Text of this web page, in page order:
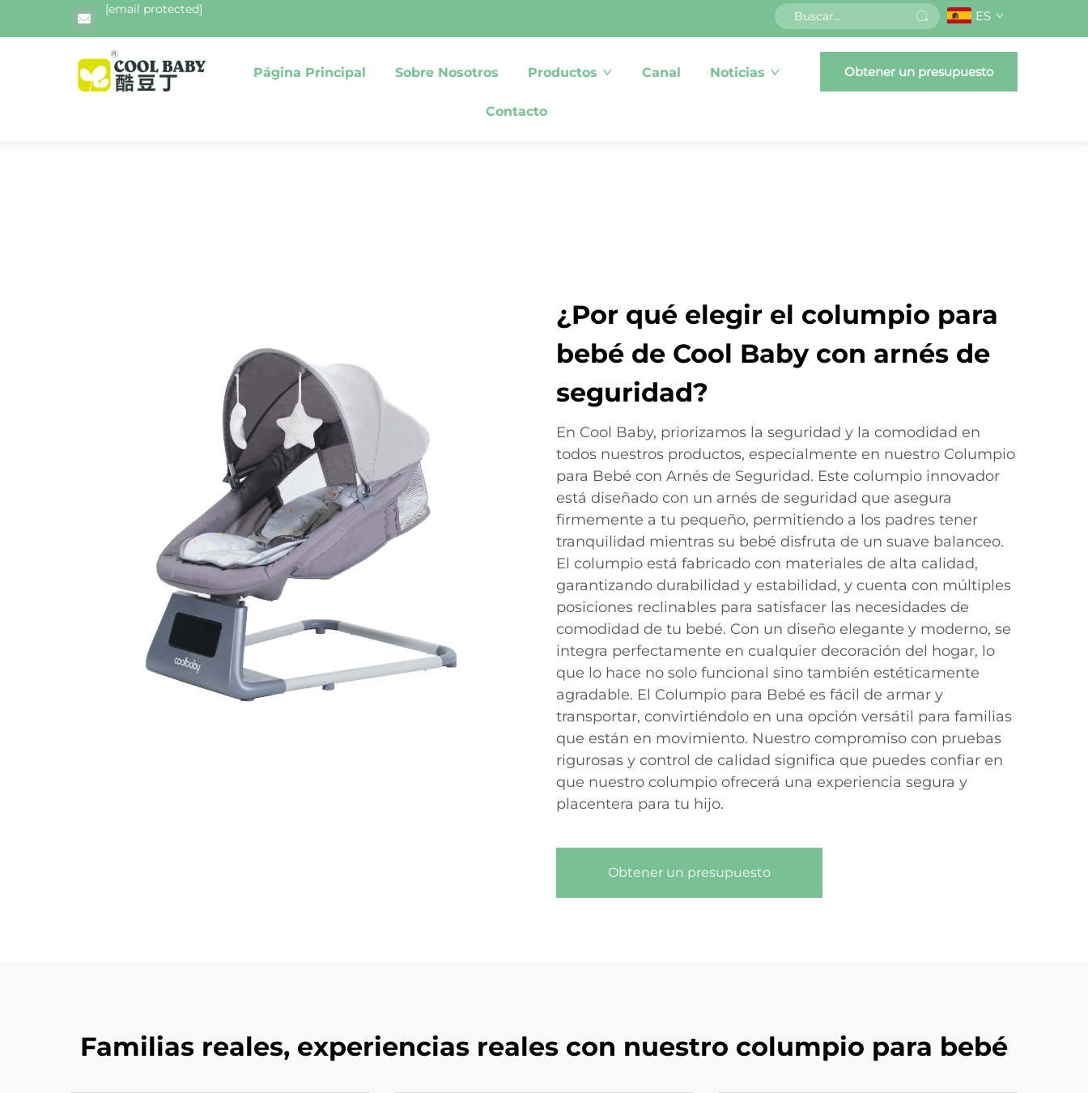
[email protected] ES
Página Principal Sobre Nosotros Productos Canal Noticias
Contacto
Obtener un presupuesto
¿Por qué elegir el columpio para
bebé de Cool Baby con arnés de
seguridad?
En Cool Baby, priorizamos la seguridad y la comodidad en
todos nuestros productos, especialmente en nuestro Columpio
para Bebé con Arnés de Seguridad. Este columpio innovador
está diseñado con un arnés de seguridad que asegura
firmemente a tu pequeño, permitiendo a los padres tener
tranquilidad mientras su bebé disfruta de un suave balanceo.
El columpio está fabricado con materiales de alta calidad,
garantizando durabilidad y estabilidad, y cuenta con múltiples
posiciones reclinables para satisfacer las necesidades de
comodidad de tu bebé. Con un diseño elegante y moderno, se
integra perfectamente en cualquier decoración del hogar, lo
que lo hace no solo funcional sino también estéticamente
agradable. El Columpio para Bebé es fácil de armar y
transportar, convirtiéndolo en una opción versátil para familias
que están en movimiento. Nuestro compromiso con pruebas
rigurosas y control de calidad significa que puedes confiar en
que nuestro columpio ofrecerá una experiencia segura y
placentera para tu hijo.
Obtener un presupuesto
Familias reales, experiencias reales con nuestro columpio para bebé